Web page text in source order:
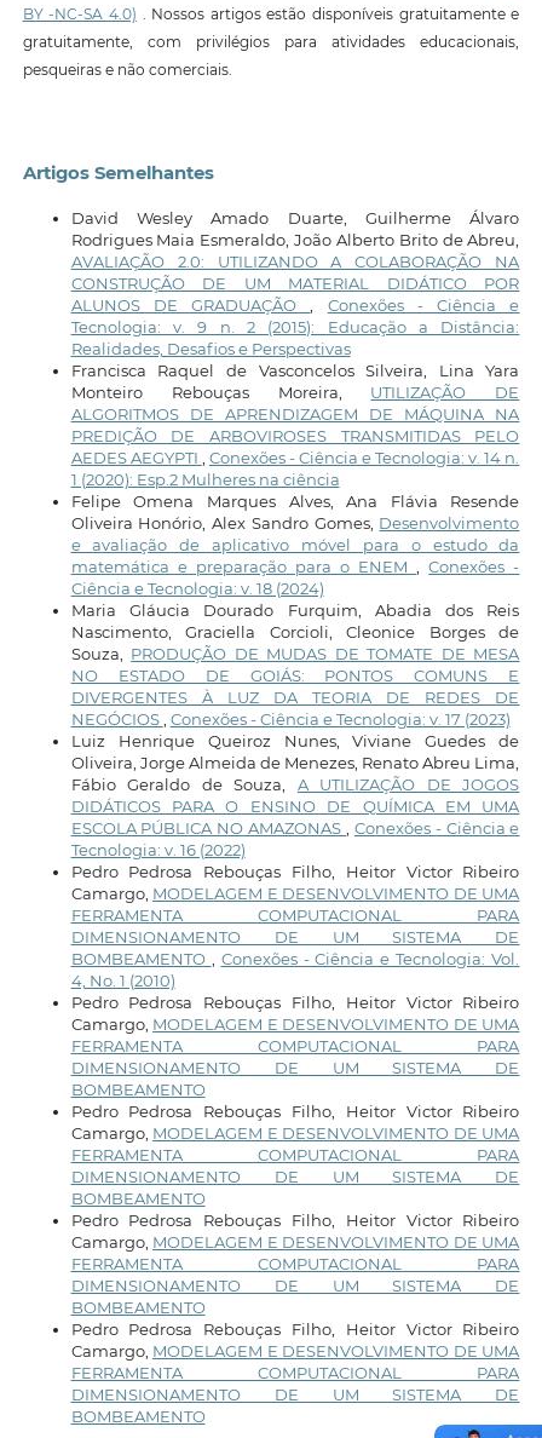
BY -NC-SA 4.0) . Nossos artigos estão disponíveis gratuitamente e
gratuitamente, com privilégios para atividades educacionais,
pesqueiras e não comerciais.
Artigos Semelhantes
David Wesley Amado Duarte, Guilherme Álvaro
Rodrigues Maia Esmeraldo, João Alberto Brito de Abreu,
AVALIAÇÃO 2.0: UTILIZANDO A COLABORAÇÃO NA
CONSTRUÇÃO DE UM MATERIAL DIDÁTICO POR
ALUNOS DE GRADUAÇÃO
Conexões - Ciência e
Tecnologia: v. 9 n. 2 (2015): Educação a Distância:
Realidades, Desafios e Perspectivas
Francisca Raquel de Vasconcelos Silveira, Lina Yara
Monteiro Rebouças Moreira, UTILIZAÇÃO DE
ALGORITMOS DE APRENDIZAGEM DE MÁQUINA NA
PREDIÇÃO DE ARBOVIROSES TRANSMITIDAS PELO
AEDES AEGYPTI
Conexões - Ciência e Tecnologia: v. 14 n.
1 (2020): Esp.2 Mulheres na ciência
Felipe Omena Marques Alves, Ana Flávia Resende
Oliveira Honório, Alex Sandro Gomes, Desenvolvimento
e avaliação de aplicativo móvel para o estudo da
matemática e preparação para o ENEM
,Conexões -
Ciência e Tecnologia: v. 18 (2024)
Maria Gláucia Dourado Furquim, Abadia dos Reis
Nascimento, Graciella Corcioli, Cleonice Borges de
Souza, PRODUÇÃO DE MUDAS DE TOMATE DE MESA
NO ESTADO DE GOIÁS: PONTOS COMUNS E
DIVERGENTES À LUZ DA TEORIA DE REDES DE
NEGÓCIOS Conexões - Ciência e Tecnologia: v. 17 (2023)
Luiz Henrique Queiroz Nunes, Viviane Guedes de
Oliveira, Jorge Almeida de Menezes, Renato Abreu Lima,
Fábio Geraldo de Souza, A UTILIZAÇÃO DE JOGOS
DIDÁTICOS PARA O ENSINO DE QUÍMICA EM UMA
ESCOLA PÚBLICA NO AMAZONAS
Conexões - Ciência e
Tecnologia: v. 16 (2022)
Pedro Pedrosa Rebouças Filho, Heitor Victor Ribeiro
Camargo, MODELAGEM E DESENVOLVIMENTO DE UMA
FERRAMENTA COMPUTACIONAL PARA
DIMENSIONAMENTO DE UM SISTEMA DE
BOMBEAMENTO
Conexões - Ciência e Tecnologia: Vol.
4, No. 1 (2010)
Pedro Pedrosa Rebouças Filho, Heitor Victor Ribeiro
Camargo, MODELAGEM E DESENVOLVIMENTO DE UMA
FERRAMENTA COMPUTACIONAL PARA
DIMENSIONAMENTO DE UM SISTEMA DE
BOMBEAMENTO
Pedro Pedrosa Rebouças Filho, Heitor Victor Ribeiro
Camargo, MODELAGEM E DESENVOLVIMENTO DE UMA
FERRAMENTA COMPUTACIONAL PARA
DIMENSIONAMENTO DE UM SISTEMA DE
BOMBEAMENTO
Pedro Pedrosa Rebouças Filho, Heitor Victor Ribeiro
Camargo, MODELAGEM E DESENVOLVIMENTO DE UMA
FERRAMENTA COMPUTACIONAL PARA
DIMENSIONAMENTO DE UM SISTEMA DE
BOMBEAMENTO
Pedro Pedrosa Rebouças Filho, Heitor Victor Ribeiro
Camargo, MODELAGEM E DESENVOLVIMENTO DE UMA
FERRAMENTA COMPUTACIONAL PARA
DIMENSIONAMENTO DE UM SISTEMA DE
BOMBEAMENTO